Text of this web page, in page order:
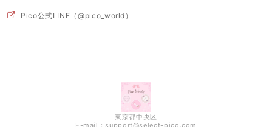
Pico公式LINE（@pico_world）
東京都中央区
E-mail： support@select-pico.com